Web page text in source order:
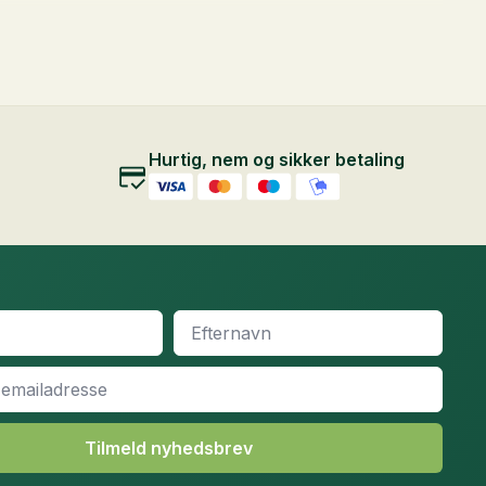
Hurtig, nem og sikker betaling
Efternavn
Tilmeld nyhedsbrev